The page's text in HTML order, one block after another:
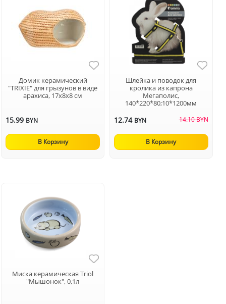
Домик керамический
"TRIXIE" для грызунов в виде
арахиса, 17х8х8 см
15.99 BYN
В Корзину
Шлейка и поводок для
кролика из капрона
Мегаполис,
140*220*80;10*1200мм
12.74 BYN 14.10 BYN
В Корзину
Миска керамическая Triol
"Мышонок", 0,1л